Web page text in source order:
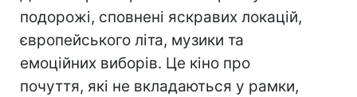
подорожі, сповнені яскравих локацій,
європейського літа, музики та
емоційних виборів. Це кіно про
почуття, які не вкладаються у рамки,